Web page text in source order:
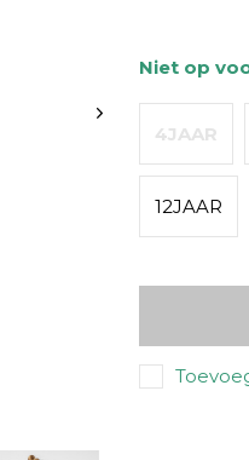
Niet op
4JAAR
12JAAR